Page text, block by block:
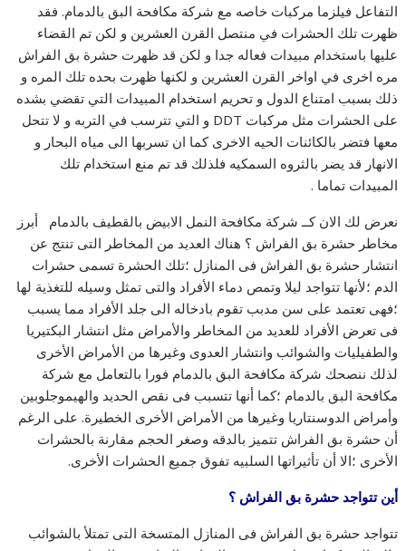
التفاعل فيلزما مركبات خاصه مع شركة مكافحة البق بالدمام. فقد
ظهرت تلك الحشرات في منتصل القرن العشرين و لكن تم القضاء
عليها باستخدام مبيدات فعاله جدا و لكن قد ظهرت حشرة بق الفراش
مره اخرى في اواخر القرن العشرين و لكنها ظهرت بحده تلك المره و
ذلك بسبب امتناع الدول و تحريم استخدام المبيدات التي تقضي بشده
على الحشرات مثل مركبات DDT و التي تترسب في التربه و لا تتحل
معها فتضر بالكائنات الحيه الاخرى كما ان تسربها الى مياه البحار و
الانهار قد يضر بالثروه السمكيه فلذلك قد تم منع استخدام تلك
المبيدات تماما .
نعرض لك الان كــ شركة مكافحة النمل الابيض بالقطيف بالدمام أبرز
مخاطر حشرة بق الفراش ؟ هناك العديد من المخاطر التى تنتج عن
انتشار حشرة بق الفراش فى المنازل ؛تلك الحشرة تسمى حشرات
الدم ؛لأنها تتواجد ليلا وتمص دماء الأفراد والتى تمثل وسيله للتغذية لها
؛فهى تعتمد على سن مدبب تقوم بادخاله الى جلد الأفراد مما يسبب
فى تعرض الأفراد للعديد من المخاطر والأمراض مثل انتشار البكتيريا
والطفيليات والشوائب وانتشار العدوى وغيرها من الأمراض الأخرى
لذلك ننصحك شركة مكافحة البق بالدمام فورا بالتعامل مع شركة
مكافحة البق بالدمام ؛كما أنها تتسبب فى نقص الحديد والهيموجلوبين
وأمراض الدوسنتاريا وغيرها من الأمراض الأخرى الخطيرة. على الرغم
أن حشرة بق الفراش تتميز بالدقه وصغر الحجم مقارنة بالحشرات
الأخرى ؛الا أن تأثيراتها السلبيه تفوق جميع الحشرات الأخرى.
أين تتواجد حشرة بق الفراش ؟
تتواجد حشرة بق الفراش فى المنازل المتسخة التى تمتلأ بالشوائب